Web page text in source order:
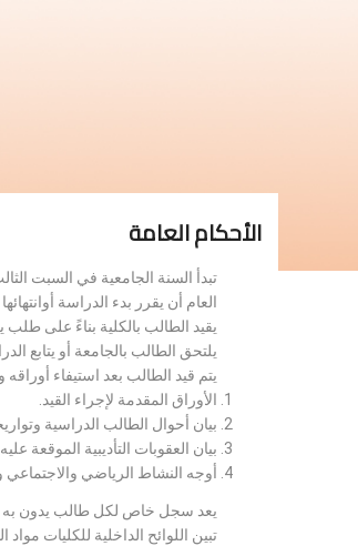
الأحكام العامة
تبدأ السنة الجامعية في السبت
العام أن يقرر بدء الدراسة
يقيد الطالب بالكلية بناءً على
يلتحق الطالب بالجامعة أو يتابع
يتم قيد الطالب بعد استيفاء
الأوراق المقدمة لإجراء القيد.
بيان أحوال الطالب الدراسية
بيان العقوبات التأديبية الموقعة عليه.
أوجه النشاط الرياضي
يعد سجل خاص لكل طالب يدون به
تبين اللوائح الداخلية للكليات